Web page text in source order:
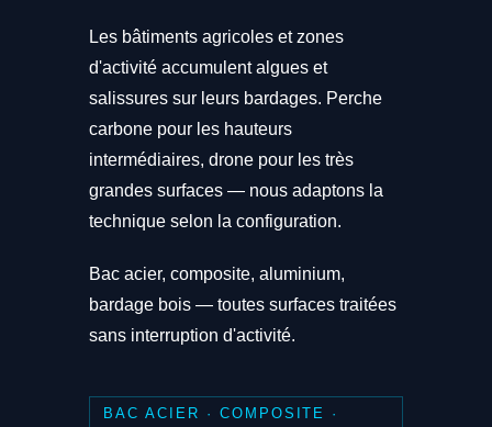
Les bâtiments agricoles et zones
d'activité accumulent algues et
salissures sur leurs bardages. Perche
carbone pour les hauteurs
intermédiaires, drone pour les très
grandes surfaces — nous adaptons la
technique selon la configuration.
Bac acier, composite, aluminium,
bardage bois — toutes surfaces traitées
sans interruption d'activité.
BAC ACIER · COMPOSITE ·